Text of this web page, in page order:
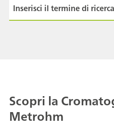
Scopri la
Metrohm